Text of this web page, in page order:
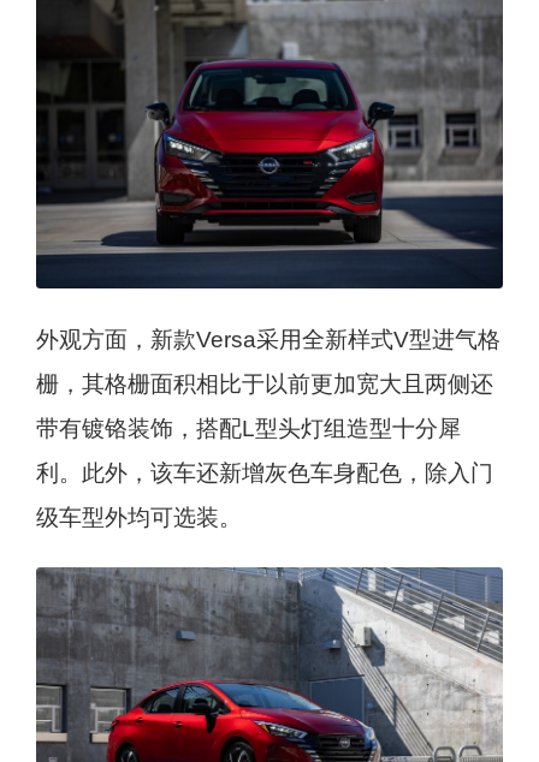
外观方面，新款Versa采用全新样式V型进气格
栅，其格栅面积相比于以前更加宽大且两侧还
带有镀铬装饰，搭配L型头灯组造型十分犀
利。此外，该车还新增灰色车身配色，除入门
级车型外均可选装。